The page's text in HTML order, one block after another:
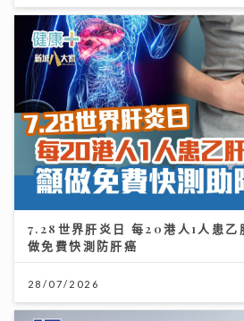
7.28世界肝炎日 每20港人1人患乙
做免費快測防肝癌
28/07/2026